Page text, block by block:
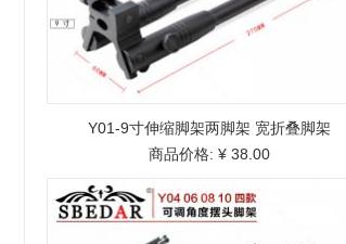
Y01-9寸伸缩脚架两脚架 宽折叠脚架
商品价格: ¥ 38.00